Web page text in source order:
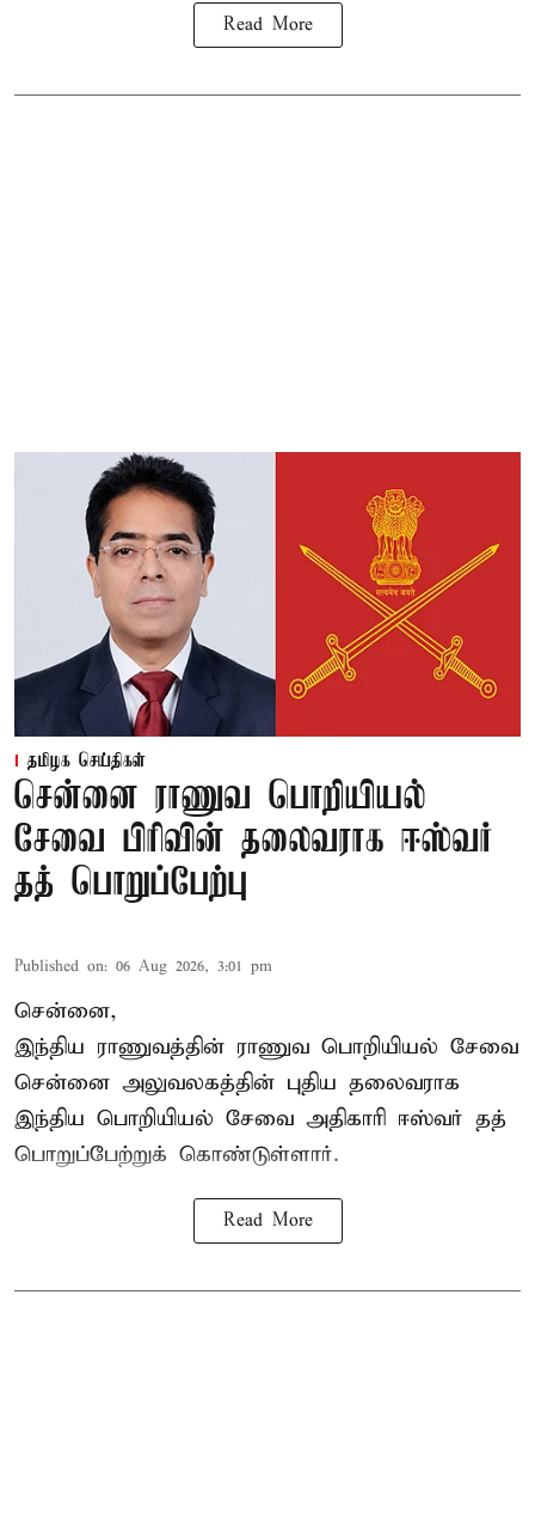
Read More
தமிழக செய்திகள்
சென்னை ராணுவ பொறியியல்
சேவை பிரிவின் தலைவராக ஈஸ்வர்
தத் பொறுப்பேற்பு
Published on: 06 Aug 2026, 3:01 pm
சென்னை,
இந்திய ராணுவத்தின் ராணுவ பொறியியல் சேவை
சென்னை அலுவலகத்தின் புதிய தலைவராக
இந்திய பொறியியல் சேவை அதிகாரி ஈஸ்வர் தத்
பொறுப்பேற்றுக் கொண்டுள்ளார்.
Read More